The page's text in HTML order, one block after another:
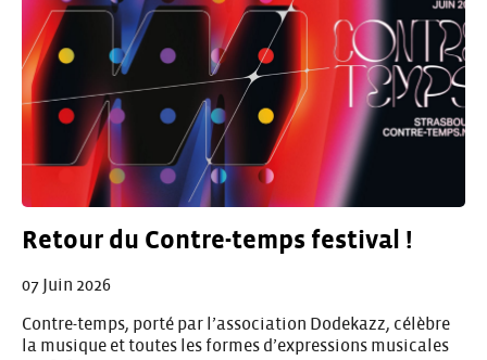
Retour du Contre-temps festival !
07 Juin 2026
Contre-temps, porté par l’association Dodekazz, célèbre
la musique et toutes les formes d’expressions musicales